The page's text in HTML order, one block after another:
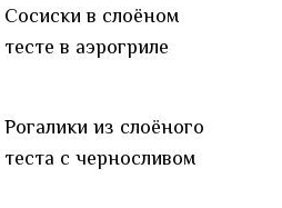
Сосиски в слоёном
тесте в аэрогриле
Рогалики из слоёного
теста с черносливом